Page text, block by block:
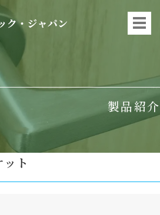
製品紹介
ト